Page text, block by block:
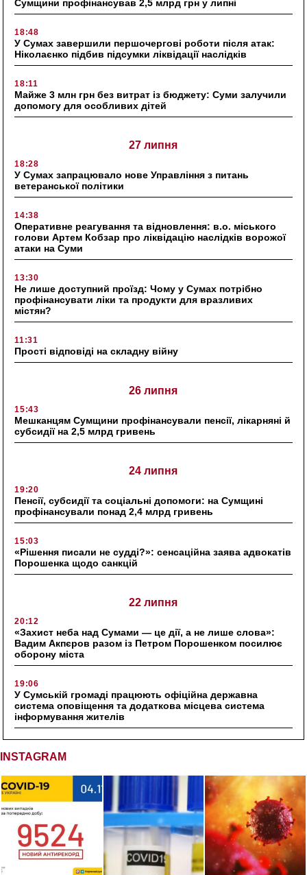
Сумщини профінансував 2,5 млрд грн у липні
18:48
У Сумах завершили першочергові роботи після атак:
Ніколаєнко підбив підсумки ліквідації наслідків
18:11
Майже 3 млн грн без витрат із бюджету: Суми залучили
допомогу для особливих дітей
27 липня
18:28
У Сумах запрацювало нове Управління з питань
ветеранської політики
14:38
Оперативне реагування та відновлення: в.о. міського
голови Артем Кобзар про ліквідацію наслідків ворожої
атаки на Суми
13:30
Не лише доступний проїзд: Чому у Сумах потрібно
профінансувати ліки та продукти для вразливих
містян?
11:31
Прості відповіді на складну війну
26 липня
15:43
Мешканцям Сумщини профінансували пенсії, лікарняні й
субсидії на 2,5 млрд гривень
24 липня
19:20
Пенсії, субсидії та соціальні допомоги: на Сумщині
профінансували понад 2,4 млрд гривень
15:03
«Рішення писали не судді?»: сенсаційна заява адвокатів
Порошенка щодо санкцій
22 липня
20:12
«Захист неба над Сумами — це дії, а не лише слова»:
Вадим Акпєров разом із Петром Порошенком посилює
оборону міста
19:06
У Сумській громаді працюють офіційна державна
система оповіщення та додаткова місцева система
інформування жителів
INSTAGRAM